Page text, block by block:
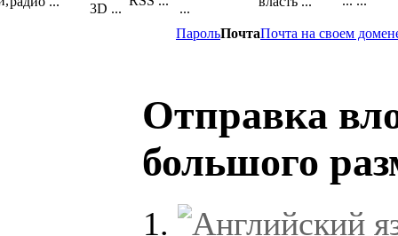
ПарольПочтаПочта на своем
Отправка
большого